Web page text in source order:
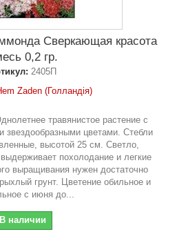
Сверкающая красота
0,2 гр.
2405П
Zaden (Голландія)
травянистое растение с
звездообразными цветами. Стебли
высотой 25 см. Светло,
похолодание и легкие
выращивания нужен достаточно
грунт. Цветение обильное и
с июня до...
В наличии